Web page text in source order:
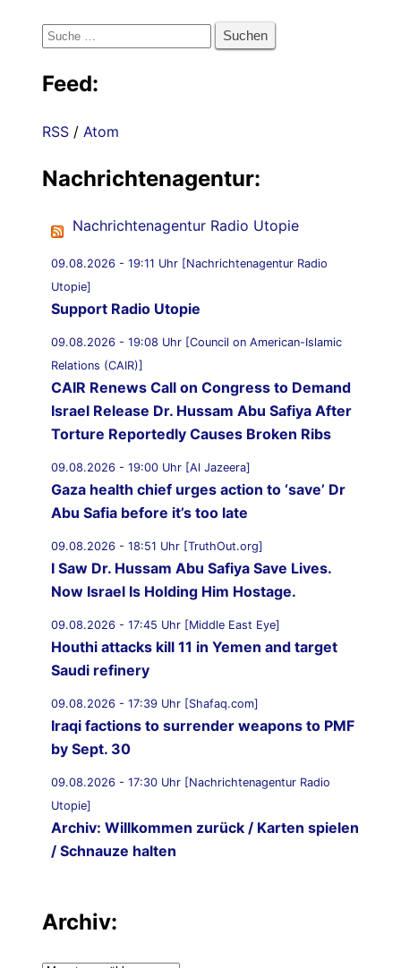
Suche
Feed:
RSS / Atom
Nachrichtenagentur:
Nachrichtenagentur Radio Utopie
09.08.2026 - 19:11 Uhr [Nachrichtenagentur Radio
Utopie]
Support Radio Utopie
09.08.2026 - 19:08 Uhr [Council on American-Islamic
Relations (CAIR)]
CAIR Renews Call on Congress to Demand
Israel Release Dr. Hussam Abu Safiya After
Torture Reportedly Causes Broken Ribs
09.08.2026 - 19:00 Uhr [Al Jazeera]
Gaza health chief urges action to ‘save’ Dr
Abu Safia before it’s too late
09.08.2026 - 18:51 Uhr [TruthOut.org]
I Saw Dr. Hussam Abu Safiya Save Lives.
Now Israel Is Holding Him Hostage.
09.08.2026 - 17:45 Uhr [Middle East Eye]
Houthi attacks kill 11 in Yemen and target
Saudi refinery
09.08.2026 - 17:39 Uhr [Shafaq.com]
Iraqi factions to surrender weapons to PMF
by Sept. 30
09.08.2026 - 17:30 Uhr [Nachrichtenagentur Radio
Utopie]
Archiv: Willkommen zurück / Karten spielen
/ Schnauze halten
Coalition Mission on September 30
09.08.2026 - 17:00 Uhr [TKP.at]
Archiv: